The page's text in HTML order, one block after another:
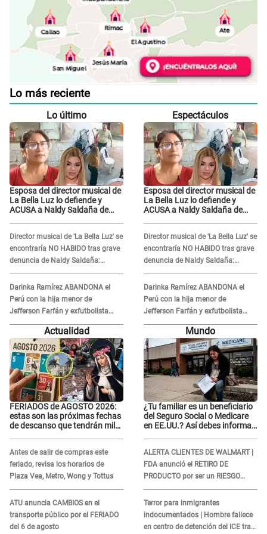
Lo más reciente
Lo último
Esposa del director musical de
La Bella Luz lo defiende y
ACUSA a Naldy Saldaña de
Director musical de 'La Bella Luz' se
encontraría NO HABIDO tras grave
denuncia de Naldy Saldaña:
¿Dónde está César Sánchez?
Darinka Ramírez ABANDONA el
Perú con la hija menor de
Jefferson Farfán y exfutbolista
REACCIONA: "A ti que..."
Espectáculos
Esposa del director musical de
La Bella Luz lo defiende y
ACUSA a Naldy Saldaña de
Director musical de 'La Bella Luz' se
encontraría NO HABIDO tras grave
denuncia de Naldy Saldaña:
¿Dónde está César Sánchez?
Darinka Ramírez ABANDONA el
Perú con la hija menor de
Jefferson Farfán y exfutbolista
REACCIONA: "A ti que..."
Actualidad
FERIADOS de AGOSTO 2026:
estas son las próximas fechas
de descanso que tendrán miles
Antes de salir de compras este
feriado, revisa los horarios de
Plaza Vea, Metro, Wong y Tottus
ATU anuncia CAMBIOS en el
transporte público por el FERIADO
del 6 de agosto
Mundo
¿Tu familiar es un beneficiario
del Seguro Social o Medicare
en EE.UU.? Así debes informar
ALERTA CLIENTES DE WALMART |
FDA anunció el RETIRO DE
PRODUCTO por ser un RIESGO
MORTAL para consumidores: ¿Cuál
es?
Terror para inmigrantes
indocumentados | Hombre fallece
en centro de detención del ICE tras